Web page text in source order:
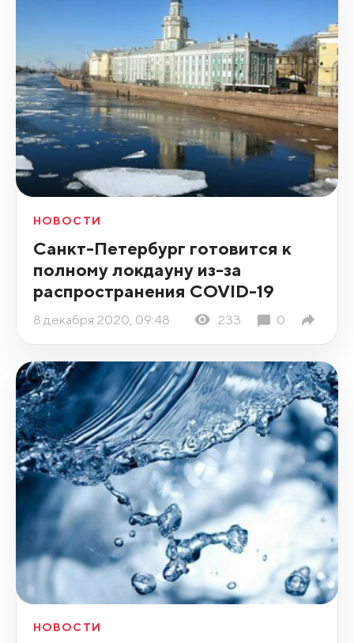
НОВОСТИ
Санкт-Петербург готовится к
полному локдауну из-за
распространения COVID-19
8 декабря 2020, 09:48 233 0
НОВОСТИ